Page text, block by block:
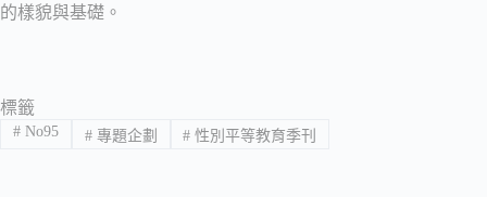
的樣貌與基礎。
標籤
#No95 #專題企劃 # 性別平等教育季刊